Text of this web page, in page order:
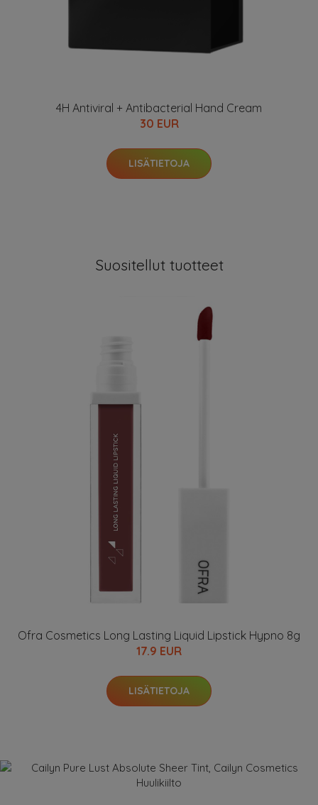
4H Antiviral + Antibacterial Hand Cream
30 EUR
LISÄTIETOJA
Suositellut tuotteet
Ofra Cosmetics Long Lasting Liquid Lipstick Hypno 8g
17.9 EUR
LISÄTIETOJA